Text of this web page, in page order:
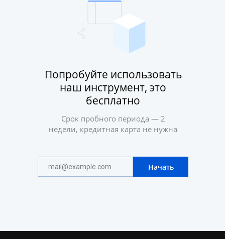
Попробуйте использовать
наш инструмент, это
бесплатно
Срок пробного периода — 2
недели, кредитная карта не нужна
Начать